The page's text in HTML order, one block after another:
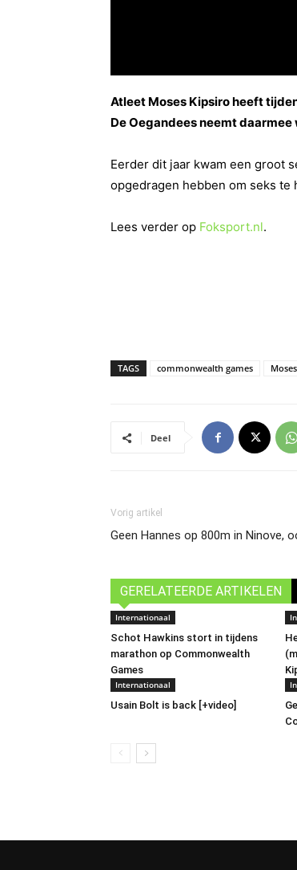
Atleet Moses Kipsiro heeft
De Oegandees neemt
Eerder dit jaar kwam een groot
opgedragen hebben om seks te
Lees verder op Foksport.nl.
TAGS commonwealth games
Deel
Vorig artikel
Geen Hannes op 800m in Ninove,
GERELATEERDE ARTIKELEN
Internationaal
Schot Hawkins stort in tijdens
marathon op Commonwealth
Games
Internationaal
Usain Bolt is back [+video]